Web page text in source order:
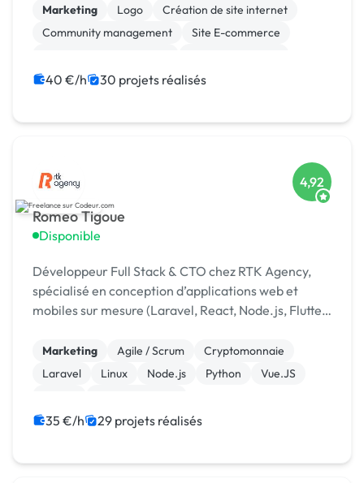
Marketing Logo
Création de site internet
Community management
Site E-commerce
Rédaction
WordPress
40 €/h 30 projets réalisés
Romeo Tigoue
Disponible
4,92
Développeur Full Stack & CTO chez RTK Agency,
spécialisé en conception d’applications web et
mobiles sur mesure (Laravel, React, Node.js, Flutter)
processus
Marketing Agile / Scrum
Cryptomonnaie
Laravel
Linux Node.js Python
Vue.JS
35 €/h 29 projets réalisés